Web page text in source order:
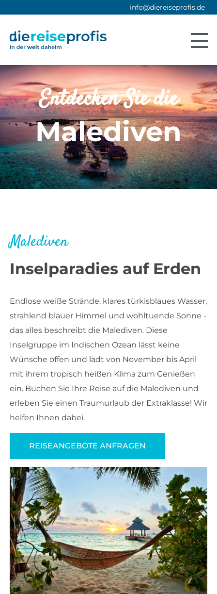
info@diereiseprofis.de
Entdecken Sie die
Malediven
Malediven
Inselparadies auf Erden
Endlose weiße Strände, klares türkisblaues Wasser,
strahlend blauer Himmel und wohltuende Sonne -
das alles beschreibt die Malediven. Diese
Inselgruppe im Indischen Ozean lässt keine
Wünsche offen und lädt von November bis April
mit ihrem tropisch heißen Klima zum Genießen
ein. Buchen Sie Ihre Reise auf die Malediven und
erleben Sie einen Traumurlaub der Extraklasse! Wir
helfen Ihnen dabei.
REISEANGEBOTE ANFRAGEN